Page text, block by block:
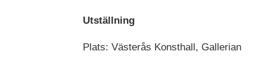
Utställning
Plats: Västerås Konsthall, Gallerian